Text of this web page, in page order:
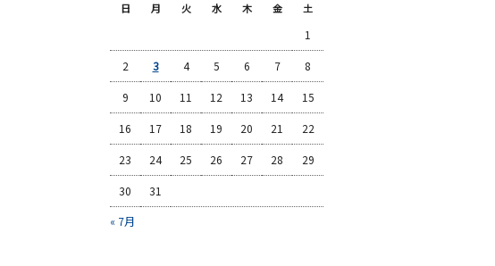
日 月 火 水 木 金 土
« 7月
1
2 3 4 5 6 7 8
9 10 11 12 13 14 15
16 17 18 19 20 21 22
23 24 25 26 27 28 29
30 31